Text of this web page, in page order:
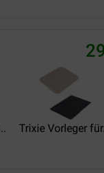
Trixie Vorleger